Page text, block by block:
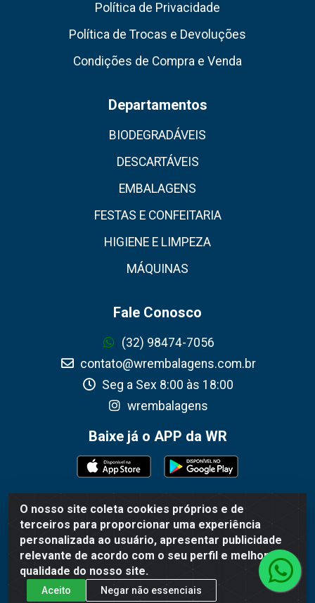
O nosso site coleta cookies próprios e de
terceiros para proporcionar uma experiência
personalizada ao usuário, apresentar publicidade
relevante de acordo com o seu perfil e melhorar a
qualidade do nosso site.
Aceito Negar não essenciais
Política de Privacidade
Política de Trocas e Devoluções
Condições de Compra e Venda
Departamentos
BIODEGRADÁVEIS
DESCARTÁVEIS
EMBALAGENS
FESTAS E CONFEITARIA
HIGIENE E LIMPEZA
MÁQUINAS
Fale Conosco
(32) 98474-7056
contato@wrembalagens.com.br
Seg a Sex 8:00 às 18:00
wrembalagens
Baixe já o APP da WR
WR Embalagens - R. Cel. Teodoro Gomes de Araújo, 1360 -
Grogotó - Barbacena / MG - CEP 36202-628 - CNPJ
02.692.206/0001-55